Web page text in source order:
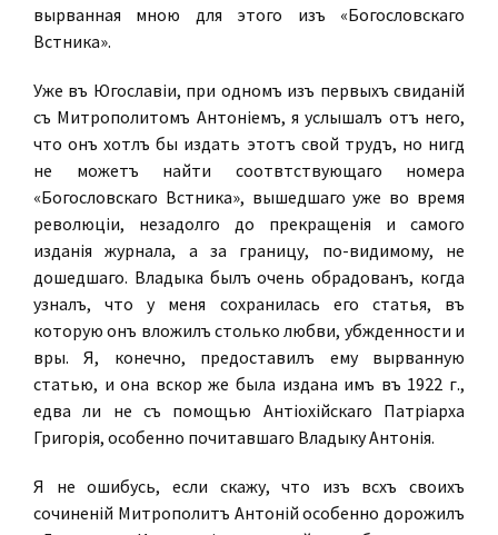
вырванная мною для этого изъ «Богословскаго
Вѣстника».
Уже въ Югославіи, при одномъ изъ первыхъ свиданій
съ Митрополитомъ Антоніемъ, я услышалъ отъ него,
что онъ хотѣлъ бы издать этотъ свой трудъ, но нигдѣ
не можетъ найти соотвѣтствующаго номера
«Богословскаго Вѣстника», вышедшаго уже во время
революціи, незадолго до прекращенія и самого
изданія журнала, а за границу, по-видимому, не
дошедшаго. Владыка былъ очень обрадованъ, когда
узналъ, что у меня сохранилась его статья, въ
которую онъ вложилъ столько любви, убѣжденности и
вѣры. Я, конечно, предоставилъ ему вырванную
статью, и она вскорѣ же была издана имъ въ 1922 г.,
едва ли не съ помощью Антіохійскаго Патріарха
Григорія, особенно почитавшаго Владыку Антонія.
Я не ошибусь, если скажу, что изъ всѣхъ своихъ
сочиненій Митрополитъ Антоній особенно дорожилъ